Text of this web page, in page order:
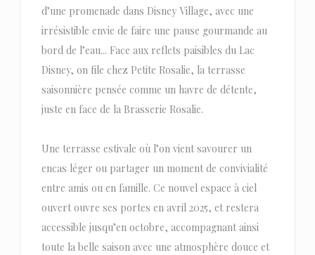
d’une promenade dans Disney Village, avec une
irrésistible envie de faire une pause gourmande au
bord de l’eau... Face aux reflets paisibles du Lac
Disney, on file chez Petite Rosalie, la terrasse
saisonnière pensée comme un havre de détente,
juste en face de la Brasserie Rosalie.
Une terrasse estivale où l’on vient savourer un
encas léger ou partager un moment de convivialité
entre amis ou en famille. Ce nouvel espace à ciel
ouvert ouvre ses portes en avril 2025, et restera
accessible jusqu’en octobre, accompagnant ainsi
toute la belle saison avec une atmosphère douce et